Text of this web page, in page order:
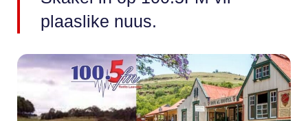
plaaslike nuus.